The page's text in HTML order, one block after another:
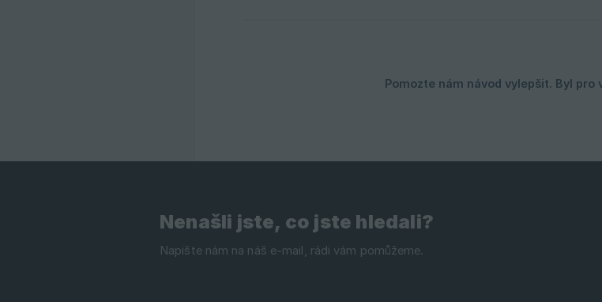
Nenašli jste, co jste hledali?